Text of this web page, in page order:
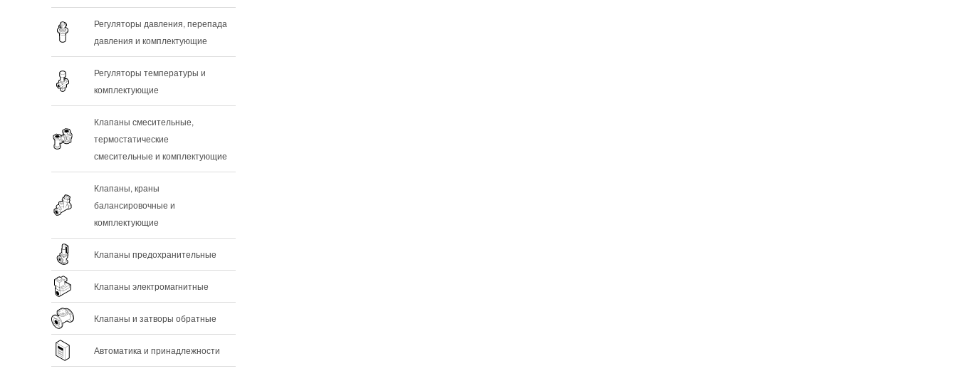
Регуляторы давления, перепада
давления и комплектующие
Регуляторы температуры и
комплектующие
Клапаны смесительные,
термостатические
смесительные и комплектующие
Клапаны, краны
балансировочные и
комплектующие
Клапаны предохранительные
Клапаны электромагнитные
Клапаны и затворы обратные
Автоматика и принадлежности